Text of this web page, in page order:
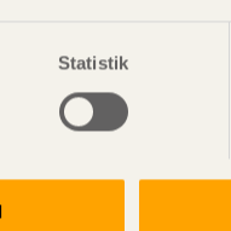
Statistik